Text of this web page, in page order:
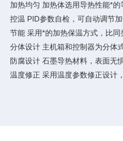
加热均匀 加热体选用导热性能*
控温 PID参数自检，可自动调节
节能 采用*的加热保温方式，比同
分体设计 主机箱和控制器为分体
防腐设计 石墨导热材料，表面无
温度修正 采用温度参数修正设计